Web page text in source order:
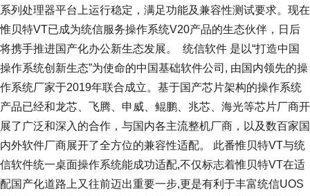
系列处理器平台上运行稳定，满足功能及兼容性测试要求。现在
惟贝特VT已成为统信服务操作系统V20产品的生态伙伴，日后
将携手推进国产化办公新生态发展。 统信软件 是以“打造中国
操作系统创新生态”为使命的中国基础软件公司, 由国内领先的操
作系统厂家于2019年联合成立。基于国产芯片架构的操作系统
产品已经和龙芯、飞腾、申威、鲲鹏、兆芯、海光等芯片厂商开
展了广泛和深入的合作，与国内各主流整机厂商，以及数百家国
内外软件厂商展开了全方位的兼容性适配。 此番惟贝特VT与统
信软件统一桌面操作系统能成功适配,不仅标志着惟贝特VT在适
配国产化道路上又往前迈出重要一步,更是有利于丰富统信UOS